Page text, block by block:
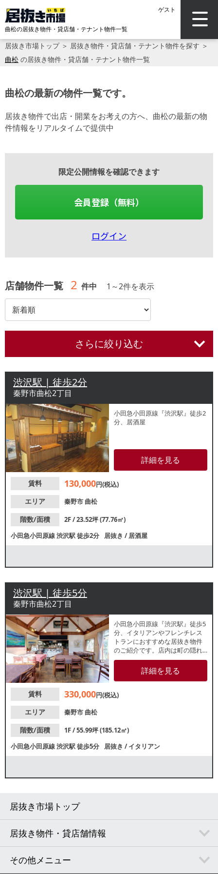
ゲスト
曲松の居抜き物件・貸店舗・テナント物件一覧
居抜き市場トップ＞ 居抜き物件・貸店舗・テナント物件を探す ＞
曲松 の居抜き物件・貸店舗・テナント物件一覧
曲松の最新の物件一覧です。
居抜き物件で出店・開業をお考えの方へ、曲松の最新の物
件情報をリアルタイムで提供中
限定公開情報を確認できます
会員登録（無料）
ログイン
店舗物件一覧 2 件中 1 ～2件を表示
さらに絞り込む
渋沢駅 | 徒歩2分
秦野市曲松2丁目
小田急小田原線『渋沢駅』徒歩2
分、居酒屋
詳細を見る
賃料 130,000円(税込)
エリア
秦野市 曲松
階数/面積
2F / 23.52坪 (77.76㎡)
小田急小田原線渋沢駅徒歩2分 居抜き /居酒屋
渋沢駅 | 徒歩5分
秦野市曲松2丁目
小田急小田原線『渋沢駅』徒歩5
分、イタリアンやフレンチレス
トランにおすすめな居抜き物件
のご紹介です。店内は町の隠れ
家レストランのような雰囲気あ
る空間です。造作代無償のため
類似業態ご希望の方は初期費用
やサービス店舗が立ち並ぶ渋沢
詳細を見る
賃料 330,000円(税込)
エリア
秦野市 曲松
階数/面積
1F / 55.99坪 (185.12㎡)
小田急小田原線渋沢駅徒歩5分 居抜き /イタリアン
居抜き市場トップ
居抜き物件・貸店舗情報
その他メニュー